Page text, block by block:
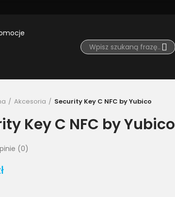
Akcesoria Security Key C NFC by Yubico
Key C NFC by Yubico
(0)